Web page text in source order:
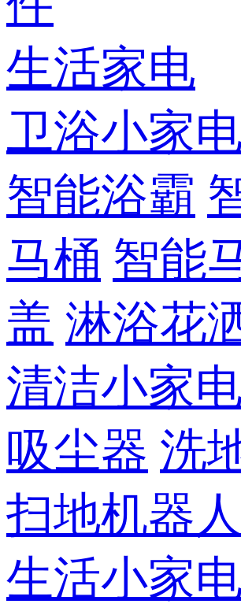
生活家电
卫浴小家电
智能浴霸
马桶 智能
盖 淋浴花
清洁小家电
吸尘器 洗
扫地机器人
生活小家电